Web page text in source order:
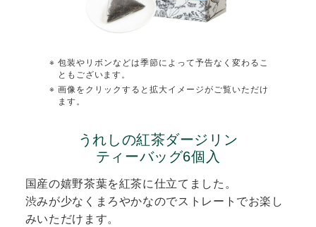
包装やリボンなどは季節によって予告なく変わるこ
ともございます。
画像をクリックすると拡大イメージがご覧いただけ
ます。
うれしの紅茶ダージリン
ティーバッグ6個入
国産の嬉野茶葉を紅茶に仕立てました。
渋みが少なくまろやかなのでストレートでお楽し
みいただけます。